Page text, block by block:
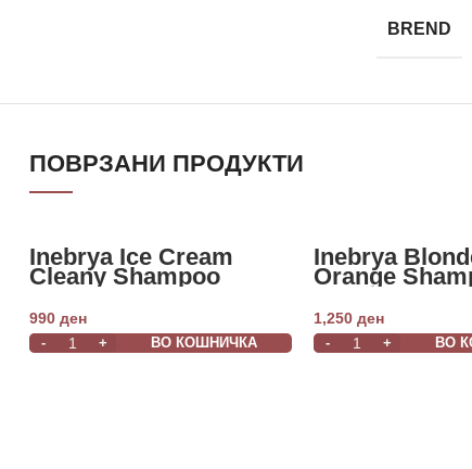
BREND
ПОВРЗАНИ ПРОДУКТИ
Inebrya Ice Cream
Cleany Shampoo
1000ml
990 ден
ВО КОШНИЧКА
Inebrya
Orange
1000ml
1,250 ден
ВО